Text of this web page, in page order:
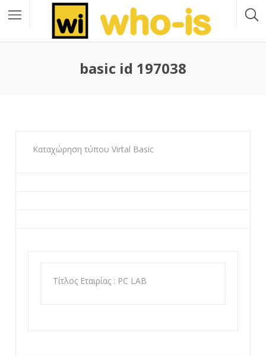
basic id 197038
Καταχώρηση τύπου Virtal Basic
Τίτλος Εταιρίας : PC LAB